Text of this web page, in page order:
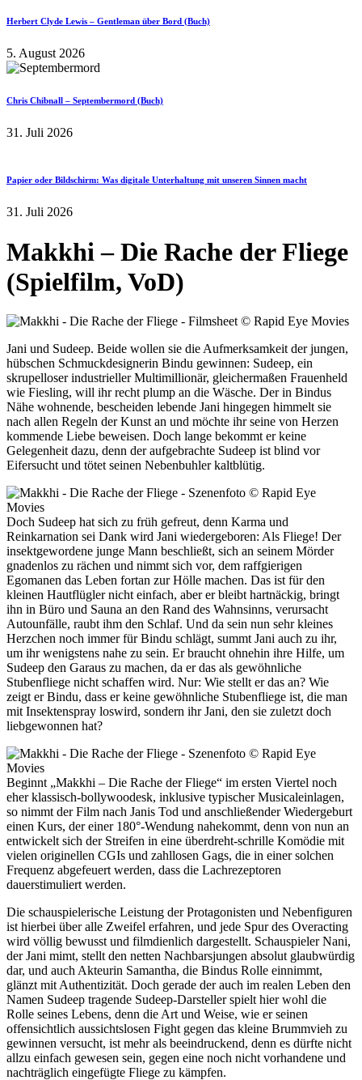
Herbert Clyde Lewis – Gentleman über Bord (Buch)
5. August 2026
Chris Chibnall – Septembermord (Buch)
31. Juli 2026
Papier oder Bildschirm: Was digitale Unterhaltung mit unseren Sinnen macht
31. Juli 2026
Makkhi – Die Rache der Fliege
(Spielfilm, VoD)
Jani und Sudeep. Beide wollen sie die Aufmerksamkeit der jungen,
hübschen Schmuckdesignerin Bindu gewinnen: Sudeep, ein
skrupelloser industrieller Multimillionär, gleichermaßen Frauenheld
wie Fiesling, will ihr recht plump an die Wäsche. Der in Bindus
Nähe wohnende, bescheiden lebende Jani hingegen himmelt sie
nach allen Regeln der Kunst an und möchte ihr seine von Herzen
kommende Liebe beweisen. Doch lange bekommt er keine
Gelegenheit dazu, denn der aufgebrachte Sudeep ist blind vor
Eifersucht und tötet seinen Nebenbuhler kaltblütig.
Doch Sudeep hat sich zu früh gefreut, denn Karma und
Reinkarnation sei Dank wird Jani wiedergeboren: Als Fliege! Der
insektgewordene junge Mann beschließt, sich an seinem Mörder
gnadenlos zu rächen und nimmt sich vor, dem raffgierigen
Egomanen das Leben fortan zur Hölle machen. Das ist für den
kleinen Hautflügler nicht einfach, aber er bleibt hartnäckig, bringt
ihn in Büro und Sauna an den Rand des Wahnsinns, verursacht
Autounfälle, raubt ihm den Schlaf. Und da sein nun sehr kleines
Herzchen noch immer für Bindu schlägt, summt Jani auch zu ihr,
um ihr wenigstens nahe zu sein. Er braucht ohnehin ihre Hilfe, um
Sudeep den Garaus zu machen, da er das als gewöhnliche
Stubenfliege nicht schaffen wird. Nur: Wie stellt er das an? Wie
zeigt er Bindu, dass er keine gewöhnliche Stubenfliege ist, die man
mit Insektenspray loswird, sondern ihr Jani, den sie zuletzt doch
liebgewonnen hat?
Beginnt „Makkhi – Die Rache der Fliege“ im ersten Viertel noch
eher klassisch-bollywoodesk, inklusive typischer Musicaleinlagen,
so nimmt der Film nach Janis Tod und anschließender Wiedergeburt
einen Kurs, der einer 180°-Wendung nahekommt, denn von nun an
entwickelt sich der Streifen in eine überdreht-schrille Komödie mit
vielen originellen CGIs und zahllosen Gags, die in einer solchen
Frequenz abgefeuert werden, dass die Lachrezeptoren
dauerstimuliert werden.
Die schauspielerische Leistung der Protagonisten und Nebenfiguren
ist hierbei über alle Zweifel erfahren, und jede Spur des Overacting
wird völlig bewusst und filmdienlich dargestellt. Schauspieler Nani,
der Jani mimt, stellt den netten Nachbarsjungen absolut glaubwürdig
dar, und auch Akteurin Samantha, die Bindus Rolle einnimmt,
glänzt mit Authentizität. Doch gerade der auch im realen Leben den
Namen Sudeep tragende Sudeep-Darsteller spielt hier wohl die
Rolle seines Lebens, denn die Art und Weise, wie er seinen
offensichtlich aussichtslosen Fight gegen das kleine Brummvieh zu
gewinnen versucht, ist mehr als beeindruckend, denn es dürfte nicht
allzu einfach gewesen sein, gegen eine noch nicht vorhandene und
nachträglich eingefügte Fliege zu kämpfen.